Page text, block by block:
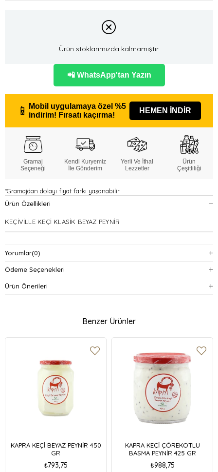
Ürün stoklarımızda kalmamıştır.
📲 WhatsApp'tan Yazın
📱 Mobil uygulamaya özel %5
indirim! Fırsatı kaçırma!
HEMEN İNDİR
Gramaj
Seçeneği
Kendi Kuryemiz
İle Gönderim
Yerli Ve İthal
Lezzetler
Ürün
Çeşitliliği
*Gramajdan dolayı fiyat farkı yaşanabilir.
Ürün Özellikleri
KEÇİVİLLE KEÇİ KLASİK BEYAZ PEYNİR
Yorumlar(0)
Ödeme Seçenekleri
Ürün Önerileri
Benzer Ürünler
KAPRA KEÇİ BEYAZ PEYNİR 450
GR
₺793,75
KAPRA KEÇİ ÇÖREKOTLU
BASMA PEYNİR 425 GR
₺988,75